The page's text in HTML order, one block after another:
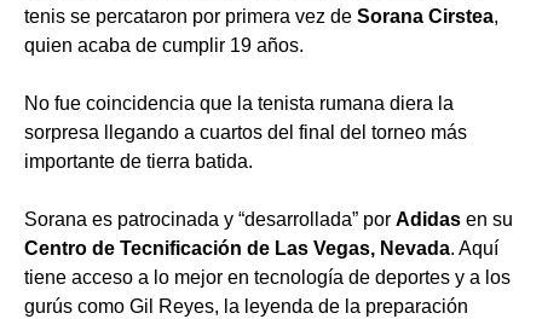
tenis se percataron por primera vez de Sorana Cirstea,
quien acaba de cumplir 19 años.
No fue coincidencia que la tenista rumana diera la
sorpresa llegando a cuartos del final del torneo más
importante de tierra batida.
Sorana es patrocinada y “desarrollada” por Adidas en su
Centro de Tecnificación de Las Vegas, Nevada. Aquí
tiene acceso a lo mejor en tecnología de deportes y a los
gurús como Gil Reyes, la leyenda de la preparación